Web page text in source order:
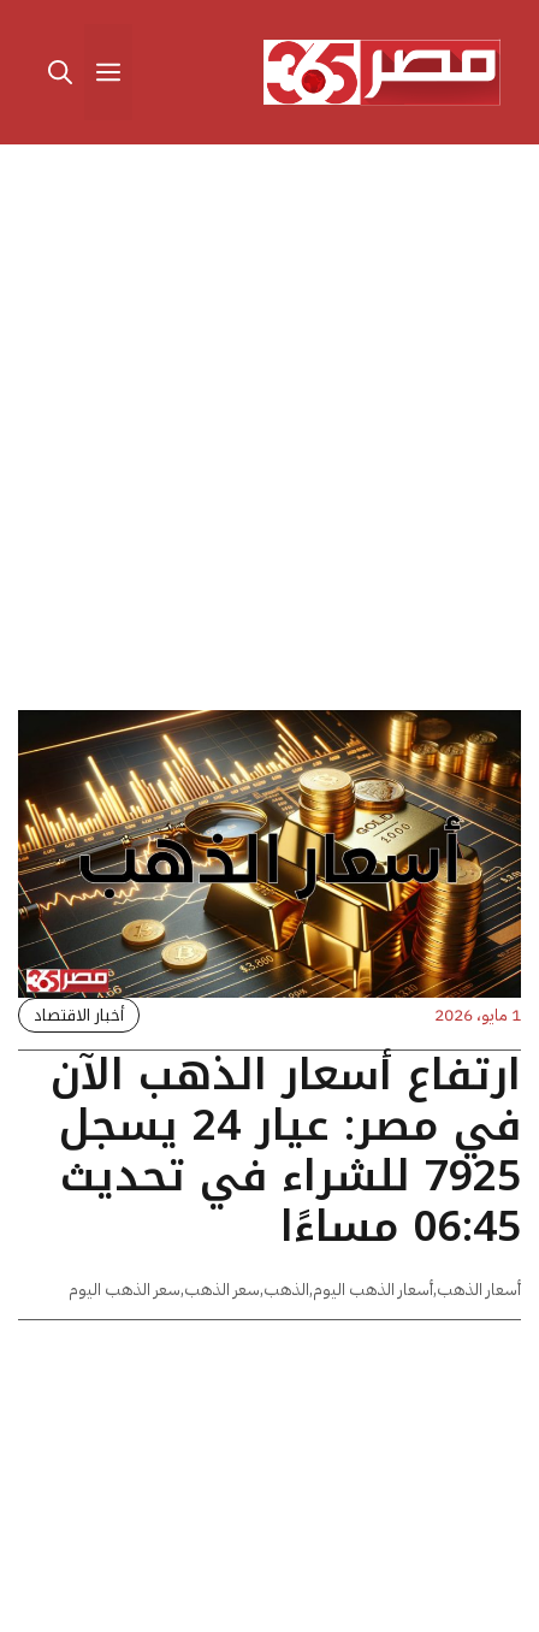
المحتوى القائمة
1 مايو، 2026 أخبار الاقتصاد
ارتفاع أسعار الذهب الآن
في مصر: عيار 24 يسجل
7925 للشراء في تحديث
06:45 مساءًا
أسعار الذهب,أسعار الذهب اليوم,الذهب,سعر الذهب,سعر الذهب اليوم